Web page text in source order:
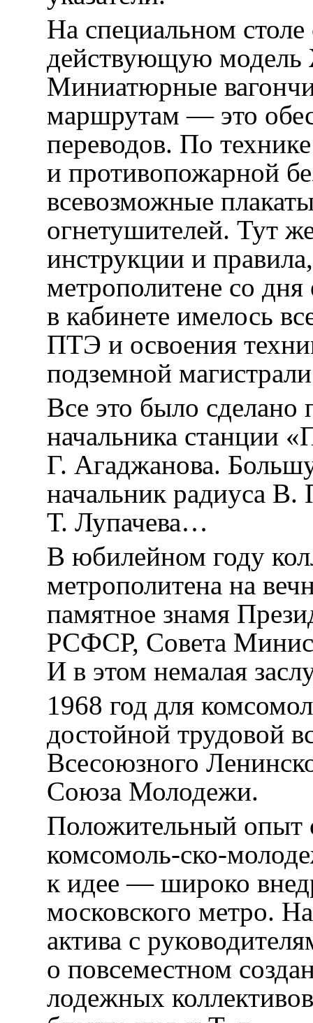
На специальном
действующую модель
Миниатюрные
маршрутам — это
переводов. По
и противопожарной
всевозможные
огнетушителей. Тут
инструкции и
метрополитене со
в кабинете имелось
ПТЭ и освоения
подземной
Все это было сделано
начальника станции
Г. Агаджанова.
начальник радиуса
Т. Лупачева…
В юбилейном году
метрополитена на
памятное знамя
РСФСР, Совета
И в этом немалая
1968 год для
достойной трудовой
Всесоюзного
Союза Молодежи.
Положительный опыт
комсомоль-ско-
к идее — широко
московского метро.
актива с
о повсеместном
лодежных